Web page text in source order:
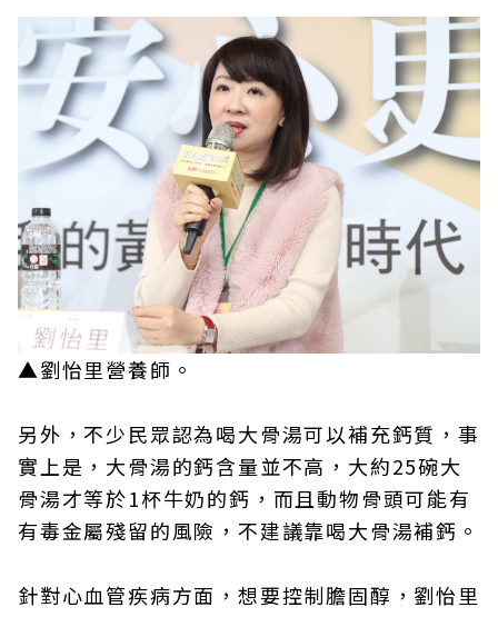
▲劉怡里營養師。
另外，不少民眾認為喝大骨湯可以補充鈣質，事
實上是，大骨湯的鈣含量並不高，大約25碗大
骨湯才等於1杯牛奶的鈣，而且動物骨頭可能有
有毒金屬殘留的風險，不建議靠喝大骨湯補鈣。
針對心血管疾病方面，想要控制膽固醇，劉怡里